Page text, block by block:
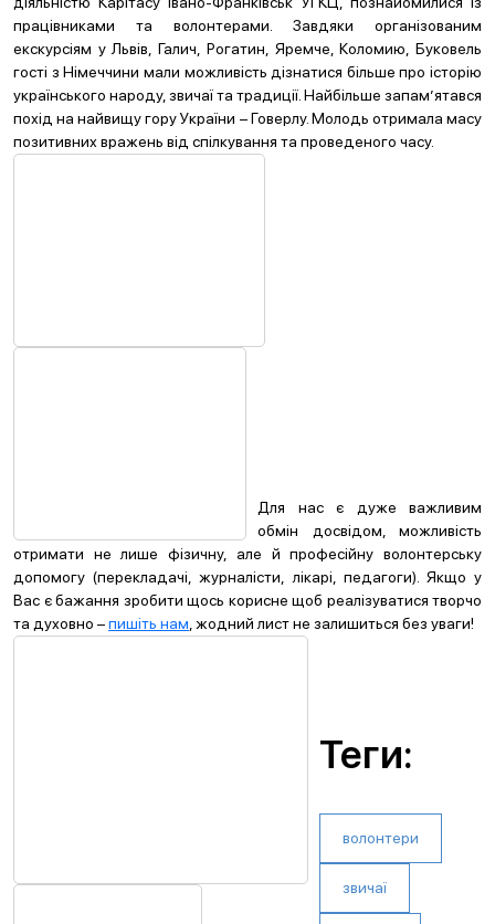
працівниками та волонтерами. Завдяки організованим
екскурсіям у Львів, Галич, Рогатин, Яремче, Коломию, Буковель
гості з Німеччини мали можливість дізнатися більше про історію
українського народу, звичаї та традиції. Найбільше запам’ятався
похід на найвищу гору України – Говерлу. Молодь отримала масу
позитивних вражень від спілкування та проведеного часу.
Для нас є дуже важливим
обмін досвідом, можливість
отримати не лише фізичну, але й професійну волонтерську
допомогу (перекладачі, журналісти, лікарі, педагоги). Якщо у
Вас є бажання зробити щось корисне щоб реалізуватися творчо
та духовно –пишіть нам , жодний лист не залишиться без уваги!
Теги:
волонтери
звичаї